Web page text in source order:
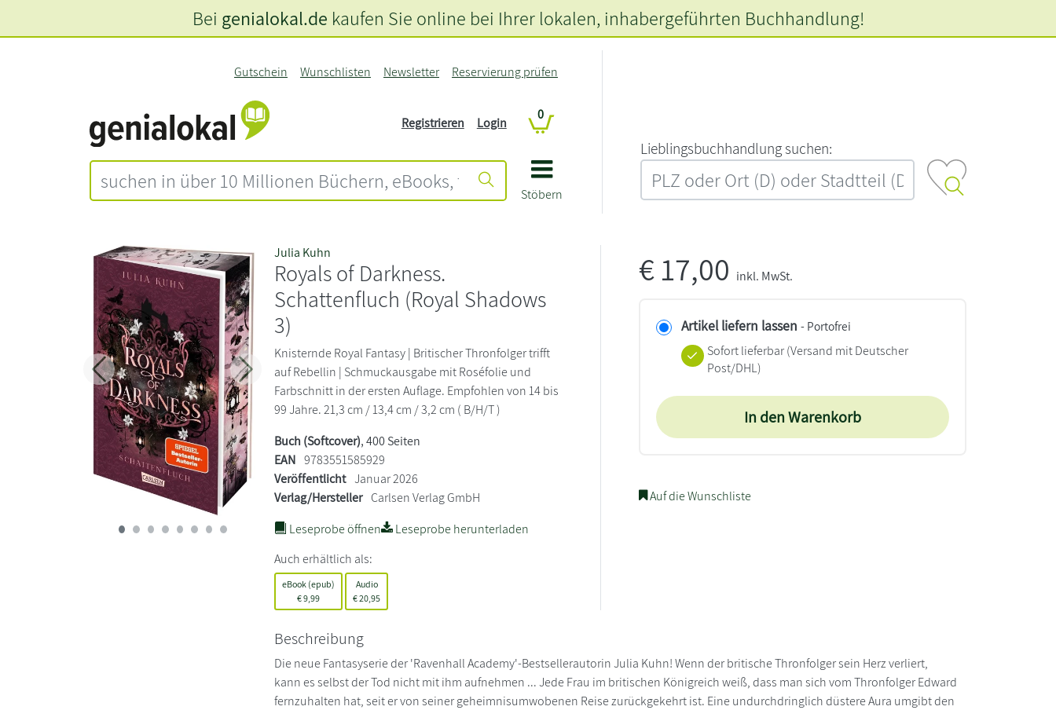
Stöbern
Gutschein Wunschlisten Newsletter Reservierung prüfen
Registrieren Login
0
L‍i‍e‍b‍l‍i‍n‍g‍s‍b‍u‍c‍h‍h‍a‍n‍d‍l‍u‍n‍g‍ ‍s‍u‍c‍h‍e‍n‍:‍
Bei genialokal.de kaufen Sie online bei Ihrer lokalen, inhabergeführten Buchhandlung!
Zurück Weiter
Julia Kuhn
Royals of Darkness.
Schattenfluch (Royal Shadows
3)
Knisternde Royal Fantasy | Britischer Thronfolger trifft
auf Rebellin | Schmuckausgabe mit Roséfolie und
Farbschnitt in der ersten Auflage. Empfohlen von 14 bis
99 Jahre. 21,3 cm / 13,4 cm / 3,2 cm ( B/H/T )
Buch (Softcover), 400 Seiten
EAN 9783551585929
Veröffentlicht Januar 2026
Verlag/Hersteller Carlsen Verlag GmbH
Leseprobe öffnen
Leseprobe herunterladen
Auch erhältlich als:
eBook (epub)
€9,99
Audio
€20,95
€17,00 inkl. MwSt.
Artikel liefern lassen - Portofrei
Sofort lieferbar(Versand mit Deutscher
Post/DHL)
In den Warenkorb
Auf die Wunschliste
Beschreibung
Die neue Fantasyserie der 'Ravenhall Academy'-Bestsellerautorin Julia Kuhn! Wenn der britische Thronfolger sein Herz verliert,
kann es selbst der Tod nicht mit ihm aufnehmen ... Jede Frau im britischen Königreich weiß, dass man sich vom Thronfolger Edward
fernzuhalten hat, seit er von seiner geheimnisumwobenen Reise zurückgekehrt ist. Eine undurchdringlich düstere Aura umgibt den